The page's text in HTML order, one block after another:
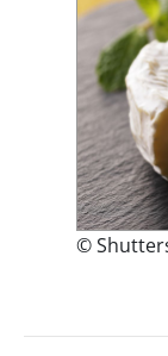
©